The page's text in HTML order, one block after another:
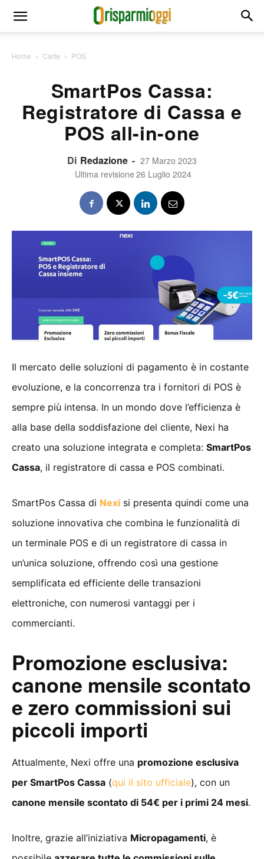
Home Carte POS
SmartPos Cassa:
Registratore di Cassa e
POS all-in-one
Di Redazione - 27 Marzo 2023
Ultima revisione 26 Luglio 2024
Il mercato delle soluzioni di pagamento è in costante
evoluzione, e la concorrenza tra i fornitori di POS è
sempre più intensa. In un mondo dove l’efficienza è
alla base della soddisfazione del cliente, Nexi ha
creato una soluzione integrata e completa: SmartPos
Cassa, il registratore di cassa e POS combinati.
SmartPos Cassa di Nexi si presenta quindi come una
soluzione innovativa che combina le funzionalità di
un terminale POS e di un registratore di cassa in
un’unica soluzione, offrendo così una gestione
semplificata ed efficiente delle transazioni
elettroniche, con numerosi vantaggi per i
commercianti.
Promozione esclusiva:
canone mensile scontato
e zero commissioni sui
piccoli importi
Attualmente, Nexi offre una promozione esclusiva
per SmartPos Cassa (qui il sito ufficiale), con un
canone mensile scontato di 54€ per i primi 24 mesi.
Inoltre, grazie all’iniziativa Micropagamenti, è